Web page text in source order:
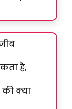
है,
क्या